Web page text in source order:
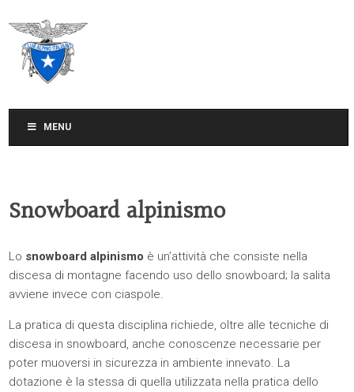
MENU
Snowboard alpinismo
Lo snowboard alpinismo è un’attività che consiste nella
discesa di montagne facendo uso dello snowboard; la salita
avviene invece con ciaspole.
La pratica di questa disciplina richiede, oltre alle tecniche di
discesa in snowboard, anche conoscenze necessarie per
poter muoversi in sicurezza in ambiente innevato. La
dotazione è la stessa di quella utilizzata nella pratica dello